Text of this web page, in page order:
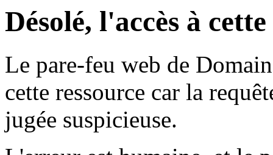
Désolé, l'accès à
Le pare-feu web de
cette ressource car la
jugée suspicieuse.